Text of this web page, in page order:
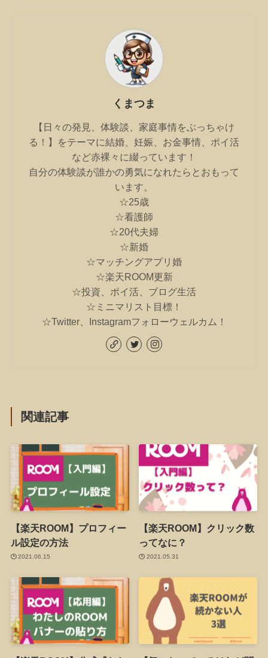
くまつま
【日々の発見、体験談、家庭事情をぶっちゃけ
る！】をテーマに結婚、妊娠、お金事情、ポイ活
など赤裸々に綴っています！
自分の体験談が誰かの勇気になれたらとおもって
います。
☆25歳
☆看護師
☆20代夫婦
☆新婚
☆マッチングアプリ婚
☆楽天ROOM更新
☆投資、ポイ活、ブログ生活
☆ミニマリスト目標！
☆Twitter、Instagramフォローウェルカム！
関連記事
【楽天ROOM】プロフィー
ル設定の方法
2021.06.15
【楽天ROOM】クリック数
ってなに？
2021.05.31